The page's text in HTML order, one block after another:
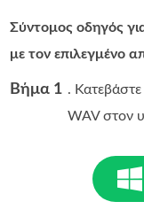
Σύντομος οδηγός
με τον επιλεγμένο
Βήμα 1 .
WAV στον